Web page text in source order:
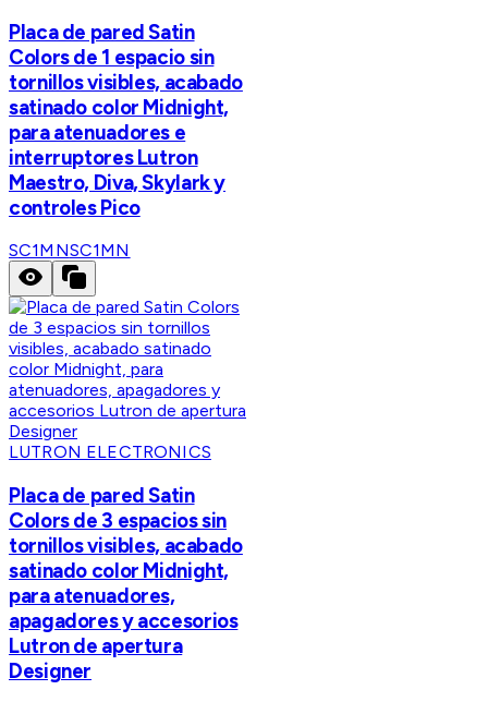
Placa de pared Satin
Colors de 1 espacio sin
tornillos visibles, acabado
satinado color Midnight,
para atenuadores e
interruptores Lutron
Maestro, Diva, Skylark y
controles Pico
SC1MNSC1MN
LUTRON ELECTRONICS
Placa de pared Satin
Colors de 3 espacios sin
tornillos visibles, acabado
satinado color Midnight,
para atenuadores,
apagadores y accesorios
Lutron de apertura
Designer